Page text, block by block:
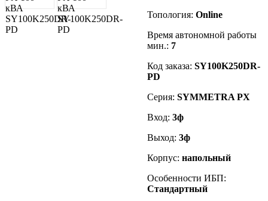
Топология: Online
Время автономной работы
мин.: 7
Код заказа: SY100K250DR-
PD
Серия: SYMMETRA PX
Вход: 3ф
Выход: 3ф
Корпус: напольный
Особенности ИБП:
Стандартный